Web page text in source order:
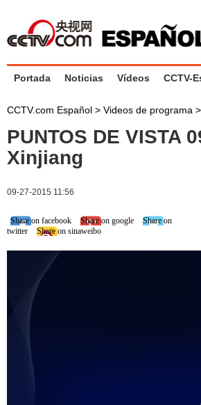
Portada Noticias Vídeos CCTV-
CCTV.com Español > Videos de programa >
PUNTOS DE VISTA
Xinjiang
09-27-2015 11:56
Share on facebook Share on google
Share on
twitter
Share on sinaweibo